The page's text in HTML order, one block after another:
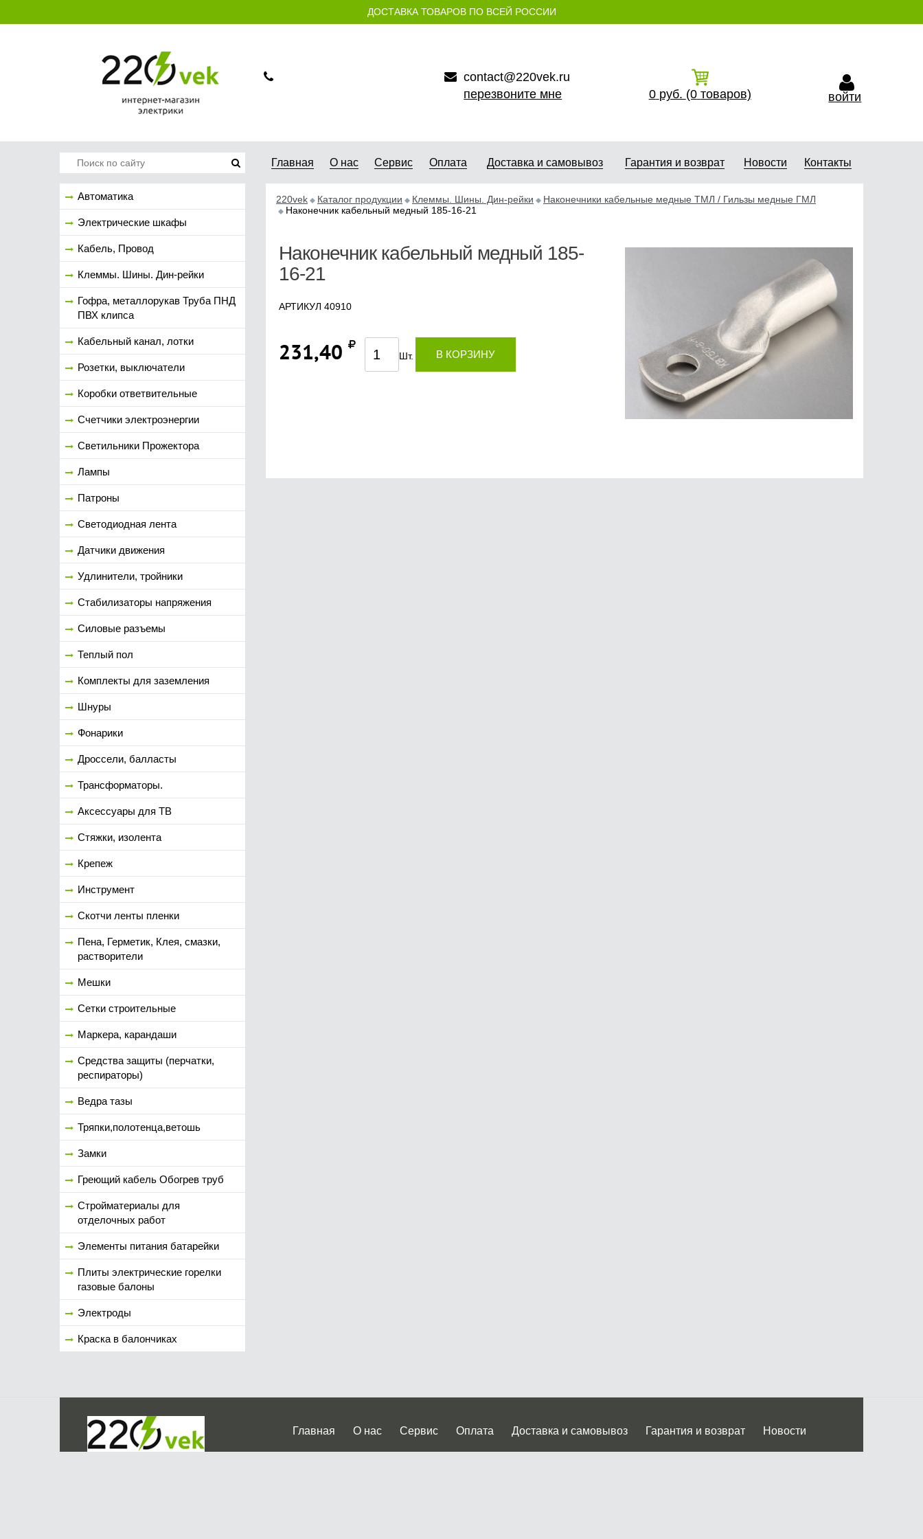
ДОСТАВКА ТОВАРОВ ПО ВСЕЙ РОССИИ
contact@220vek.ru
перезвоните мне
0 руб. (0 товаров) войти
Автоматика
Электрические шкафы
Кабель, Провод
Клеммы. Шины. Дин-рейки
Гофра, металлорукав Труба ПНД
ПВХ клипса
Кабельный канал, лотки
Розетки, выключатели
Коробки ответвительные
Счетчики электроэнергии
Светильники Прожектора
Лампы
Патроны
Светодиодная лента
Датчики движения
Удлинители, тройники
Стабилизаторы напряжения
Силовые разъемы
Теплый пол
Комплекты для заземления
Шнуры
Фонарики
Дроссели, балласты
Трансформаторы.
Аксессуары для ТВ
Стяжки, изолента
Крепеж
Инструмент
Скотчи ленты пленки
Пена, Герметик, Клея, смазки,
растворители
Мешки
Сетки строительные
Маркера, карандаши
Средства защиты (перчатки,
респираторы)
Ведра тазы
Тряпки,полотенца,ветошь
Замки
Греющий кабель Обогрев труб
Стройматериалы для
отделочных работ
Элементы питания батарейки
Плиты электрические горелки
газовые балоны
Электроды
Краска в балончиках
Главная О нас Сервис Оплата Доставка и самовывоз Гарантия и возврат Новости Контакты
220vek Каталог продукции Клеммы. Шины. Дин-рейки
Наконечники кабельные медные ТМЛ / Гильзы медные ГМЛ
Наконечник кабельный медный 185-16-21
Наконечник кабельный медный 185-
16-21
АРТИКУЛ 40910
231,40 Шт. В КОРЗИНУ
Главная О нас Сервис Оплата Доставка и самовывоз Гарантия и возврат Новости